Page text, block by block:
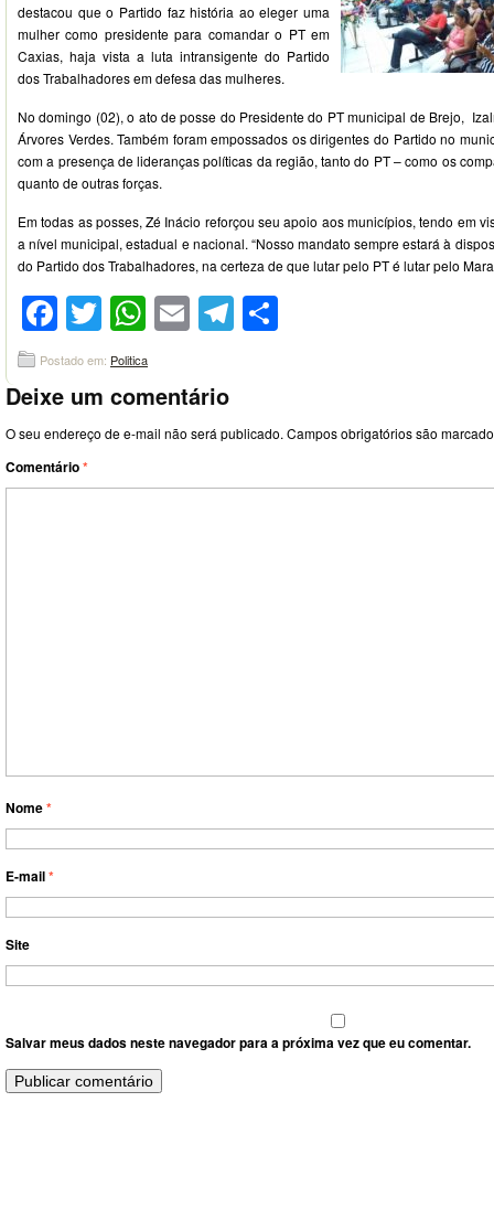
destacou que o Partido faz história ao eleger uma
mulher como presidente para comandar o PT em
Caxias, haja vista a luta intransigente do Partido
dos Trabalhadores em defesa das mulheres.
No domingo (02), o ato de posse do Presidente do PT municipal de Brejo,
Árvores Verdes. Também foram empossados os dirigentes do Partido no
com a presença de lideranças políticas da região, tanto do PT – como os
quanto de outras forças.
Em todas as posses, Zé Inácio reforçou seu apoio aos municípios, tendo em
a nível municipal, estadual e nacional. “Nosso mandato sempre estará à
do Partido dos Trabalhadores, na certeza de que lutar pelo PT é lutar pelo
Facebook
Twitter
WhatsApp
EmailTelegram
Postado em: Politica
Deixe um comentário
O seu endereço de e-mail não será publicado. Campos obrigatórios são
Comentário*
Nome*
E-mail*
Site
Salvar meus dados neste navegador para a próxima vez que eu comentar.